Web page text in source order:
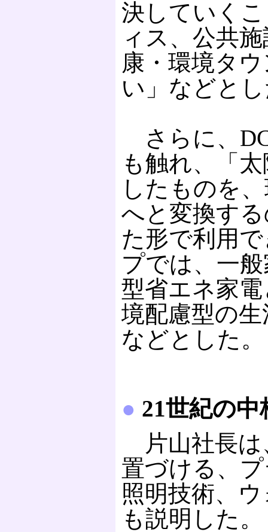
決していく
ィス、公共
康・環境タ
い」などと
さらに、
も触れ、「
したものを
へと変換す
た形で利用
プでは、一
型省エネ家
境配慮型の
などとした。
● 21世紀の
片山社長は
置づける、
照明技術、
も説明した。